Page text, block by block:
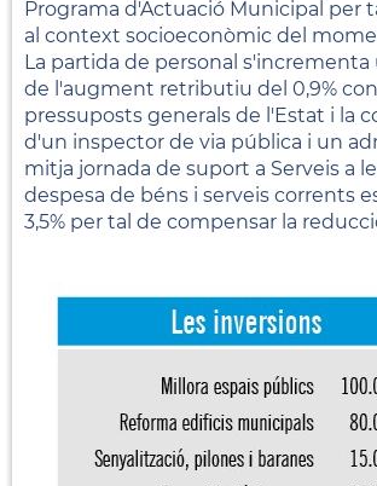
Programa d'Actuació Municipal per
al context socioeconòmic del
La partida de personal s'incrementa
de l'augment retributiu del 0,9%
pressuposts generals de l'Estat i la
d'un inspector de via pública i un
mitja jornada de suport a Serveis a
despesa de béns i serveis corrents
3,5% per tal de compensar la